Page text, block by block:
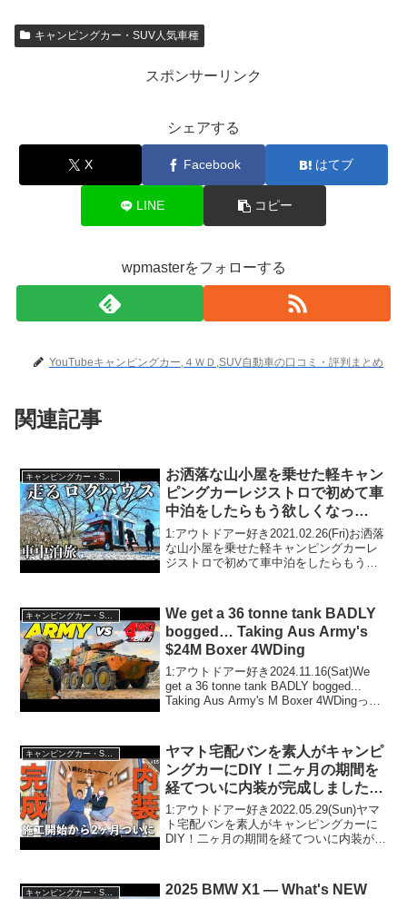
キャンピングカー・SUV人気車種
スポンサーリンク
シェアする
X Facebook はてブ
LINE コピー
wpmasterをフォローする
YouTubeキャンピングカー,４ＷＤ,SUV自動車の口コミ・評判まとめ
関連記事
キャンピングカー・SUV人気車種
お洒落な山小屋を乗せた軽キャン
ピングカーレジストロで初めて車
中泊をしたらもう欲しくなっ
た・・・！
1:アウトドアー好き2021.02.26(Fri)お洒落
な山小屋を乗せた軽キャンピングカーレ
ジストロで初めて車中泊をしたらもう欲
好き2021.02.26(Fri)この...
We get a 36 tonne tank BADLY
bogged… Taking Aus Army's
$24M Boxer 4WDing
1:アウトドアー好き2024.11.16(Sat)We
get a 36 tonne tank BADLY bogged...
Taking Aus Army's M Boxer 4WDingって
キャンピングカー・SUV人気車種
ヤマト宅配バンを素人がキャンピ
ングカーにDIY！二ヶ月の期間を
経てついに内装が完成しました！
【DIYキャンピングカー制作
vol.15】
1:アウトドアー好き2022.05.29(Sun)ヤマ
ト宅配バンを素人がキャンピングカーに
DIY！二ヶ月の期間を経てついに内装が完
ないで！！2:アウトドアー...
2025 BMW X1 — What's NEW